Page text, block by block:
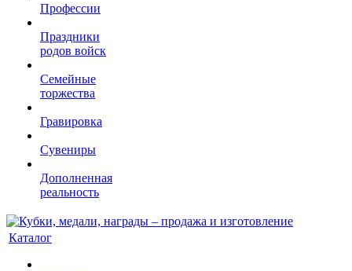
Профессии
Праздники
родов войск
Семейные
торжества
Гравировка
Сувениры
Дополненная
реальность
Каталог